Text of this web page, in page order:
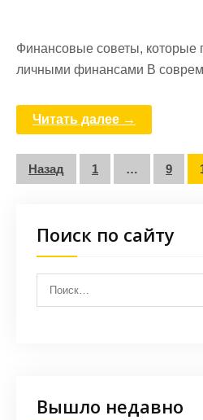
Финансовые советы, которые
личными финансами В
Читать далее →
Пагинация
записей
Назад 1 … 9
Поиск по сайту
Вышло недавно